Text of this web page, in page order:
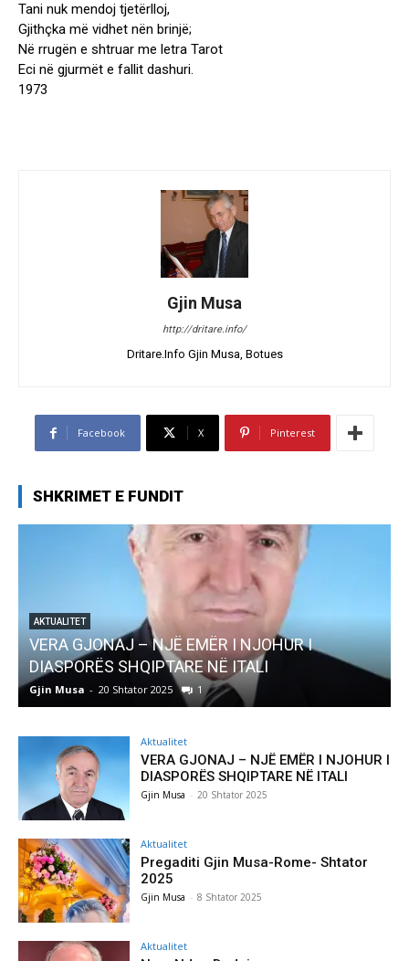
Tani nuk mendoj tjetërlloj,
Gjithçka më vidhet nën brinjë;
Në rrugën e shtruar me letra Tarot
Eci në gjurmët e fallit dashuri.
1973
Gjin Musa
http://dritare.info/
Dritare.Info Gjin Musa, Botues
Facebook X Pinterest
SHKRIMET E FUNDIT
AKTUALITET
Pregaditi Gjin Musa-Rome- Shtator 2025
Gjin Musa - 8 Shtator 2025
Aktualitet
VERA GJONAJ – NJË EMËR I NJOHUR I
DIASPORËS SHQIPTARE NË ITALI
Gjin Musa - 20 Shtator 2025
Aktualitet
Pregaditi Gjin Musa-Rome- Shtator
2025
Gjin Musa - 8 Shtator 2025
Aktualitet